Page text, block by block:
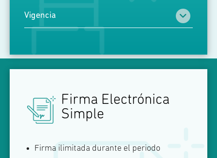
Vigencia
Tengo etoken Safenet
Sin etoken (en HSM)
2 años 30.990 + IVA
Añadir etoken
Tengo etoken Safenet
Sin etoken (en HSM)
3 años $37.990 +IVA
Añadir etoken
Tengo etoken Safenet
Firma Electrónica
Simple
Firma ilimitada durante el periodo